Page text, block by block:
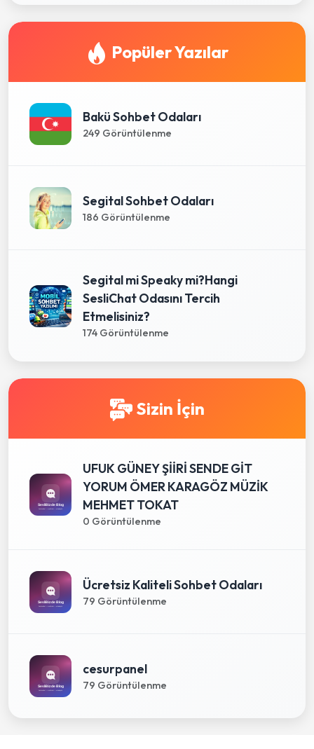
Popüler Yazılar
Bakü Sohbet Odaları
249 Görüntülenme
Segital Sohbet Odaları
186 Görüntülenme
Segital mi Speaky mi?Hangi
SesliChat Odasını Tercih
Etmelisiniz?
174 Görüntülenme
Sizin İçin
UFUK GÜNEY ŞİİRİ SENDE GİT
YORUM ÖMER KARAGÖZ MÜZİK
MEHMET TOKAT
0 Görüntülenme
Ücretsiz Kaliteli Sohbet Odaları
79 Görüntülenme
cesurpanel
79 Görüntülenme